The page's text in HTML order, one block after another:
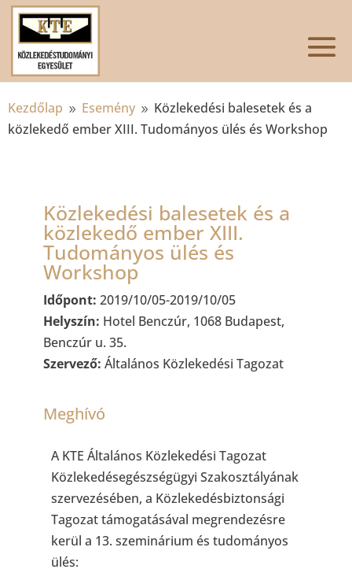
Kezdőlap 9 Esemény 9 Közlekedési balesetek és a
közlekedő ember XIII. Tudományos ülés és Workshop
Közlekedési balesetek és a
közlekedő ember XIII.
Tudományos ülés és
Workshop
Időpont: 2019/10/05-2019/10/05
Helyszín: Hotel Benczúr, 1068 Budapest,
Benczúr u. 35.
Szervező: Általános Közlekedési Tagozat
Meghívó
A KTE Általános Közlekedési Tagozat
Közlekedésegészségügyi Szakosztályának
szervezésében, a Közlekedésbiztonsági
Tagozat támogatásával megrendezésre
kerül a 13. szeminárium és tudományos
ülés: